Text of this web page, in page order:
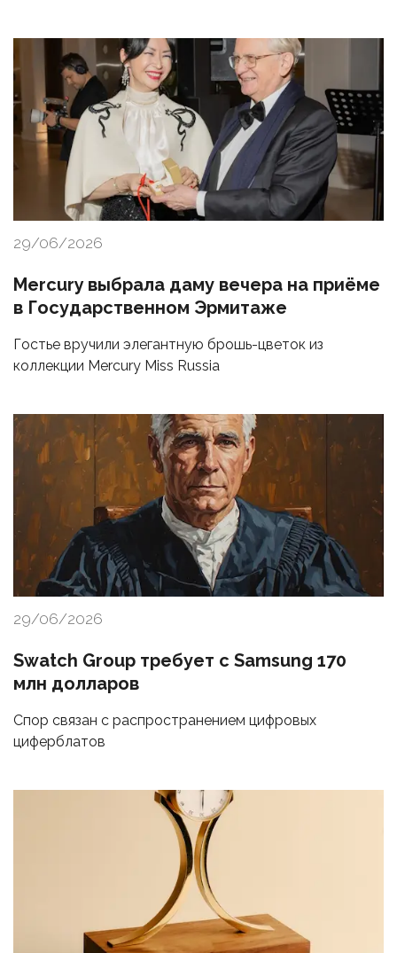
29/06/2026
Mercury выбрала даму вечера на приёме
в Государственном Эрмитаже
Гостье вручили элегантную брошь-цветок из
коллекции Mercury Miss Russia
29/06/2026
Swatch Group требует с Samsung 170
млн долларов
Спор связан с распространением цифровых
циферблатов